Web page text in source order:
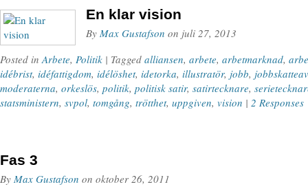
En klar vision
By Max Gustafson on juli 27, 2013
Posted inArbete, Politik | Tagged alliansen, arbete, arbetmarknad,
idébrist, idéfattigdom, idélöshet, idetorka, illustratör, jobb,
moderaterna, orkeslös, politik, politisk satir, satirtecknare,
statsministern, svpol, tomgång, trötthet, uppgiven, vision | 2 Responses
Fas 3
By Max Gustafson on oktober 26, 2011